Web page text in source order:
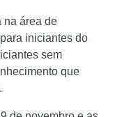
na área de
iniciantes do
sem
que